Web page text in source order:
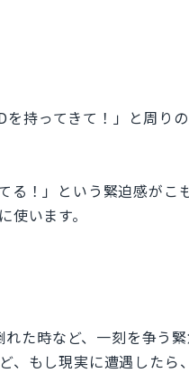
持ってきて！」と周り
る！」という緊迫感がこ
います。
た時など、一刻を争う
、もし現実に遭遇したら